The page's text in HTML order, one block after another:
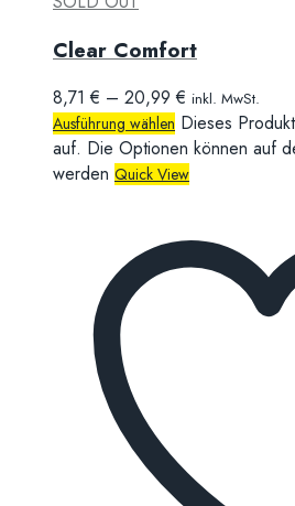
Clear Comfort
8,71€ – 20,99€ inkl. MwSt.
Ausführung wählen Dieses
auf. Die Optionen können auf
werden Quick View